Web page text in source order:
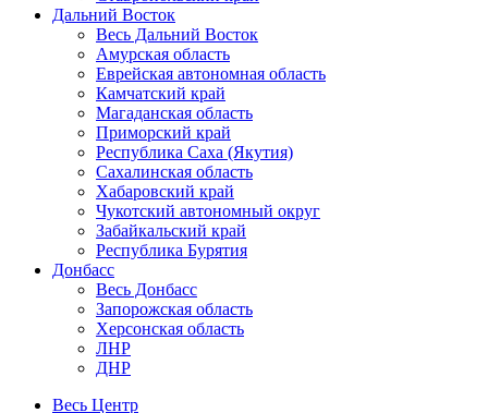
Дальний Восток
Весь Дальний Восток
Амурская область
Еврейская автономная область
Камчатский край
Магаданская область
Приморский край
Республика Саха (Якутия)
Сахалинская область
Хабаровский край
Чукотский автономный округ
Забайкальский край
Республика Бурятия
Донбасс
Весь Донбасс
Запорожская область
Херсонская область
ЛНР
ДНР
Весь Центр